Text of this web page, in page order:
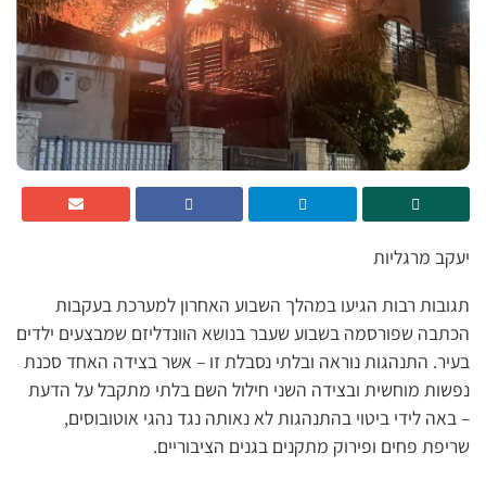
יעקב מרגליות
תגובות רבות הגיעו במהלך השבוע האחרון למערכת בעקבות
הכתבה שפורסמה בשבוע שעבר בנושא הוונדליזם שמבצעים ילדים
בעיר. התנהגות נוראה ובלתי נסבלת זו – אשר בצידה האחד סכנת
נפשות מוחשית ובצידה השני חילול השם בלתי מתקבל על הדעת
– באה לידי ביטוי בהתנהגות לא נאותה נגד נהגי אוטובוסים,
שריפת פחים ופירוק מתקנים בגנים הציבוריים.